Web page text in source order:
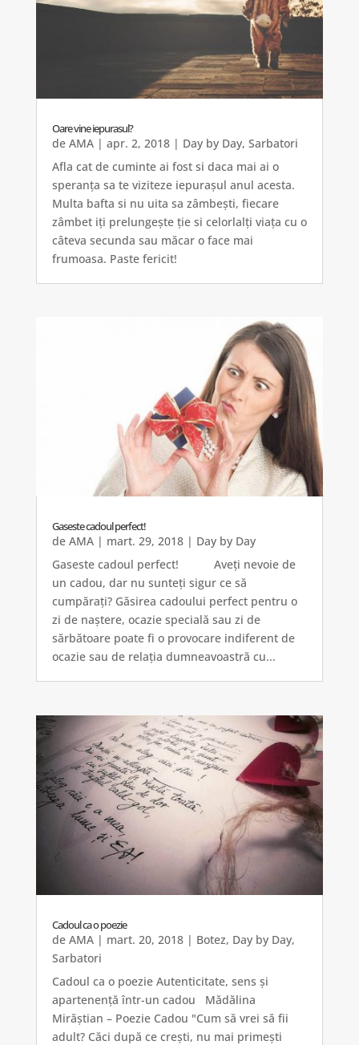
Oare vine iepurasul?
de AMA| apr. 2, 2018| Day by Day, Sarbatori
Afla cat de cuminte ai fost si daca mai ai o
speranța sa te viziteze iepurașul anul acesta.
Multa bafta si nu uita sa zâmbești, fiecare
zâmbet iți prelungește ție si celorlalți viața cu o
câteva secunda sau măcar o face mai
frumoasa. Paste fericit!
Gaseste cadoul perfect!
de AMA| mart. 29, 2018| Day by Day
Gaseste cadoul perfect! Aveți nevoie de
un cadou, dar nu sunteți sigur ce să
cumpărați? Găsirea cadoului perfect pentru o
zi de naștere, ocazie specială sau zi de
sărbătoare poate fi o provocare indiferent de
ocazie sau de relația dumneavoastră cu...
Cadoul ca o poezie
de AMA| mart. 20, 2018| Botez, Day by Day,
Sarbatori
Cadoul ca o poezie Autenticitate, sens și
apartenență într-un cadou Mădălina
Mirăștian – Poezie Cadou "Cum să vrei să fii
adult? Căci după ce crești, nu mai primești